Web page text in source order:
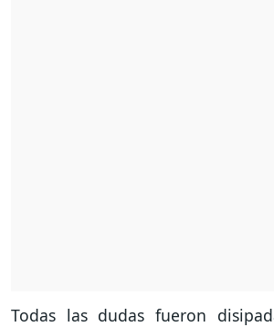
Todas las dudas fueron